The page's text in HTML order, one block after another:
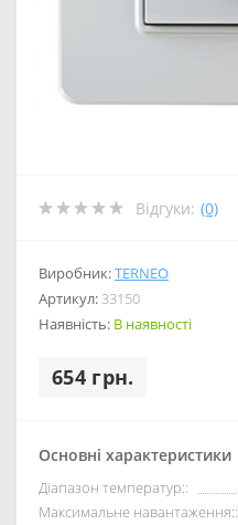
Відгуки: (0)
Виробник:TERNEO
Артикул: 33150
Наявність: В наявності
654 грн.
Основні характеристики
Діапазон температур::
Максимальне навантаження::